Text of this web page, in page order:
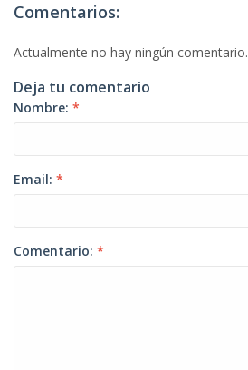
Comentarios:
Actualmente no hay ningún comentario.
Deja tu comentario
Nombre: *
Email: *
Comentario: *